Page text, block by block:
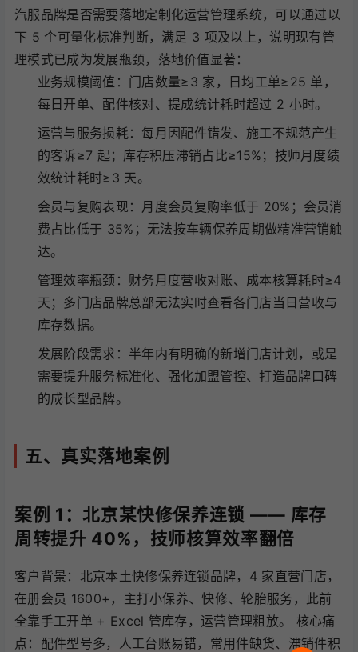
汽服品牌是否需要落地定制化运营管理系统，可以通过以
下 5 个可量化标准判断，满足 3 项及以上，说明现有管
理模式已成为发展瓶颈，落地价值显著：
业务规模阈值：门店数量≥3 家，日均工单≥25 单，
每日开单、配件核对、提成统计耗时超过 2 小时。
运营与服务损耗：每月因配件错发、施工不规范产生
的客诉≥7 起；库存积压滞销占比≥15%；技师月度绩
效统计耗时≥3 天。
会员与复购表现：月度会员复购率低于 20%；会员消
费占比低于 35%；无法按车辆保养周期做精准营销触
达。
管理效率瓶颈：财务月度营收对账、成本核算耗时≥4
天；多门店品牌总部无法实时查看各门店当日营收与
库存数据。
发展阶段需求：半年内有明确的新增门店计划，或是
需要提升服务标准化、强化加盟管控、打造品牌口碑
的成长型品牌。
五、真实落地案例
案例 1：北京某快修保养连锁 —— 库存
周转提升 40%，技师核算效率翻倍
客户背景：北京本土快修保养连锁品牌，4 家直营门店，
在册会员 1600+，主打小保养、快修、轮胎服务，此前
全靠手工开单 + Excel 管库存，运营管理粗放。 核心痛
点：配件型号多，人工台账易错，常用件缺货、滞销件积